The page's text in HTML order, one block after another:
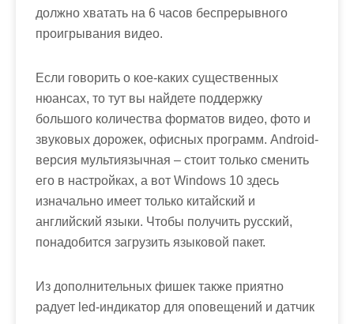
должно хватать на 6 часов беспрерывного
проигрывания видео.
Если говорить о кое-каких существенных
нюансах, то тут вы найдете поддержку
большого количества форматов видео, фото и
звуковых дорожек, офисных программ. Android-
версия мультиязычная – стоит только сменить
его в настройках, а вот Windows 10 здесь
изначально имеет только китайский и
английский языки. Чтобы получить русский,
понадобится загрузить языковой пакет.
Из дополнительных фишек также приятно
радует led-индикатор для оповещений и датчик